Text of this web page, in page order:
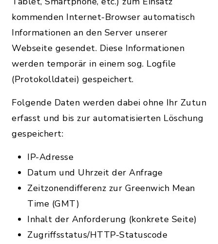
kommenden Internet-Browser automatisch
Informationen an den Server unserer
Webseite gesendet. Diese Informationen
werden temporär in einem sog. Logfile
(Protokolldatei) gespeichert.
Folgende Daten werden dabei ohne Ihr Zutun
erfasst und bis zur automatisierten Löschung
gespeichert:
IP-Adresse
Datum und Uhrzeit der Anfrage
Zeitzonendifferenz zur Greenwich Mean
Time (GMT)
Inhalt der Anforderung (konkrete Seite)
Zugriffsstatus/HTTP-Statuscode